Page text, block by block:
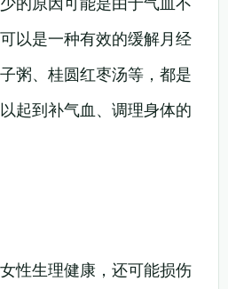
以是一种有效的缓解月经
粥、桂圆红枣汤等，都是
起到补气血、调理身体的
性生理健康，还可能损伤